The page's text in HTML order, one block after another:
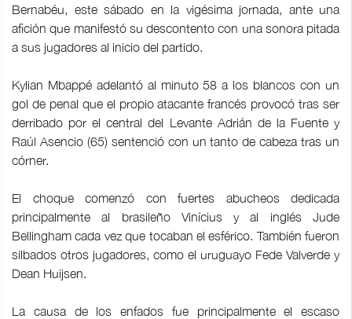
Bernabéu, este sábado en la vigésima jornada, ante una
afición que manifestó su descontento con una sonora pitada
a sus jugadores al inicio del partido.
Kylian Mbappé adelantó al minuto 58 a los blancos con un
gol de penal que el propio atacante francés provocó tras ser
derribado por el central del Levante Adrián de la Fuente y
Raúl Asencio (65) sentenció con un tanto de cabeza tras un
córner.
El choque comenzó con fuertes abucheos dedicada
principalmente al brasileño Vinícius y al inglés Jude
Bellingham cada vez que tocaban el esférico. También fueron
silbados otros jugadores, como el uruguayo Fede Valverde y
Dean Huijsen.
La causa de los enfados fue principalmente el escaso